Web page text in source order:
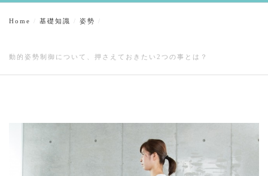
Home 基礎知識 姿勢
動的姿勢制御について、押さえておきたい2つの事とは？